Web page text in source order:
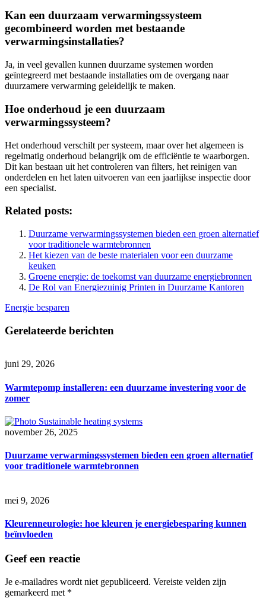
Kan een duurzaam verwarmingssysteem
gecombineerd worden met bestaande
verwarmingsinstallaties?
Ja, in veel gevallen kunnen duurzame systemen worden
geïntegreerd met bestaande installaties om de overgang naar
duurzamere verwarming geleidelijk te maken.
Hoe onderhoud je een duurzaam
verwarmingssysteem?
Het onderhoud verschilt per systeem, maar over het algemeen is
regelmatig onderhoud belangrijk om de efficiëntie te waarborgen.
Dit kan bestaan uit het controleren van filters, het reinigen van
onderdelen en het laten uitvoeren van een jaarlijkse inspectie door
een specialist.
Related posts:
Duurzame verwarmingssystemen bieden een groen alternatief
voor traditionele warmtebronnen
Het kiezen van de beste materialen voor een duurzame
keuken
Groene energie: de toekomst van duurzame energiebronnen
De Rol van Energiezuinig Printen in Duurzame Kantoren
Energie besparen
Gerelateerde berichten
juni 29, 2026
Warmtepomp installeren: een duurzame investering voor de
zomer
november 26, 2025
Duurzame verwarmingssystemen bieden een groen alternatief
voor traditionele warmtebronnen
mei 9, 2026
Kleurenneurologie: hoe kleuren je energiebesparing kunnen
beïnvloeden
Geef een reactie
Je e-mailadres wordt niet gepubliceerd. Vereiste velden zijn
gemarkeerd met *